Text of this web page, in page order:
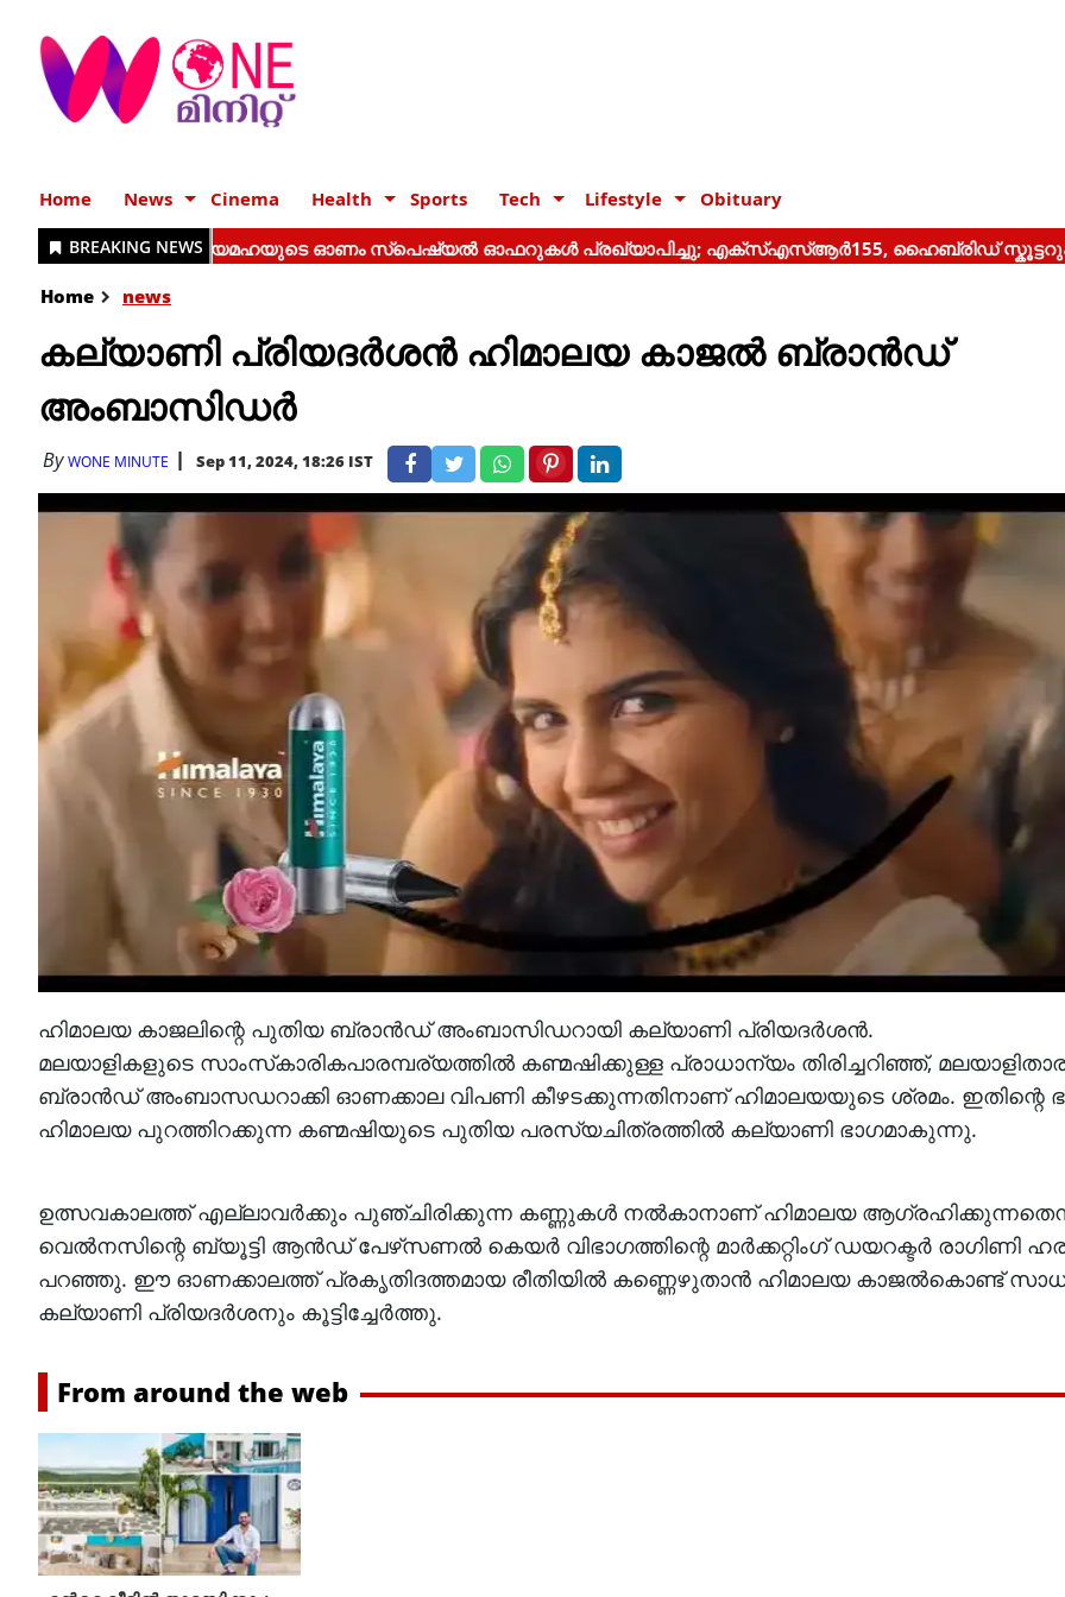
Home News Cinema Health Sports Tech Lifestyle Obituary
Home news
കല്യാണി പ്രിയദര്‍ശന്‍ ഹിമാലയ കാജല്‍ ബ്രാന്‍ഡ്
അംബാസിഡര്‍
ByWONE MINUTE Sep 11, 2024, 18:26 IST
ഹിമാലയ കാജലിന്റെ പുതിയ ബ്രാന്‍ഡ് അംബാസിഡറായി കല്യാണി പ്രിയദര്‍ശന്‍.
മലയാളികളുടെ സാംസ്‌കാരികപാരമ്പര്യത്തില്‍ കണ്മഷിക്കുള്ള പ്രാധാന്യം തിരിച്ചറിഞ്ഞ്,
ബ്രാന്‍ഡ് അംബാസഡറാക്കി ഓണക്കാല വിപണി കീഴടക്കുന്നതിനാണ് ഹിമാലയയുടെ ശ്രമം. ഇതിന്റെ
ഹിമാലയ പുറത്തിറക്കുന്ന കണ്മഷിയുടെ പുതിയ പരസ്യചിത്രത്തില്‍ കല്യാണി ഭാഗമാകുന്നു.
ഉത്സവകാലത്ത് എല്ലാവര്‍ക്കും പുഞ്ചിരിക്കുന്ന കണ്ണുകള്‍ നല്‍കാനാണ് ഹിമാലയ
വെല്‍നസിന്റെ ബ്യൂട്ടി ആന്‍ഡ് പേഴ്‌സണല്‍ കെയര്‍ വിഭാഗത്തിന്റെ മാര്‍ക്കറ്റിംഗ് ഡയറക്ടര്‍ രാഗിണി
പറഞ്ഞു. ഈ ഓണക്കാലത്ത് പ്രകൃതിദത്തമായ രീതിയില്‍ കണ്ണെഴുതാന്‍ ഹിമാലയ കാജല്‍കൊണ്ട്
കല്യാണി പ്രിയദര്‍ശനും കൂട്ടിച്ചേര്‍ത്തു.
From around the web